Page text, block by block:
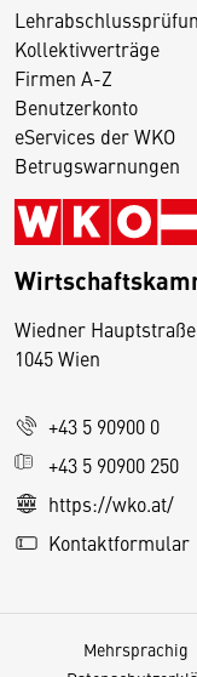
Kollektivverträge
Firmen A-Z
Benutzerkonto
eServices der WKO
Betrugswarnungen
Wiedner
1045 Wien
+43 5 90900 0
+43 5 90900 250
https://wko.at/
Kontaktformular
Mehrsprachig
D
s
e
S
e